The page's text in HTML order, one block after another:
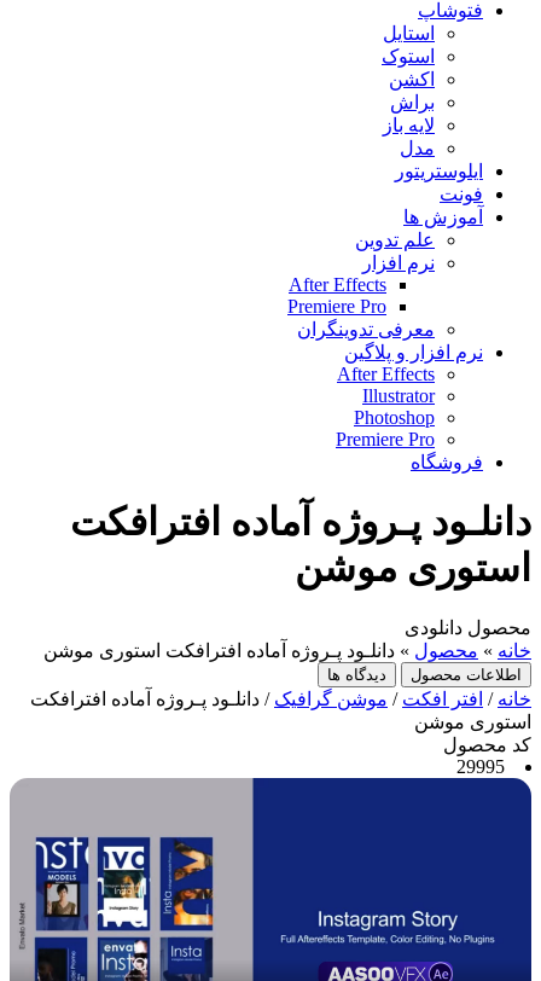
فتوشاپ
استایل
استوک
اکشن
براش
لایه باز
مدل
ایلوستریتور
فونت
آموزش ها
علم تدوین
نرم افزار
After Effects
Premiere Pro
معرفی تدوینگران
نرم افزار و پلاگین
After Effects
Illustrator
Photoshop
Premiere Pro
فروشگاه
دانلـود پـروژه آماده افترافکت
استوری موشن
محصول دانلودی
خانه » محصول » دانلـود پـروژه آماده افترافکت استوری موشن
اطلاعات محصول دیدگاه ها
خانه / افتر افکت / موشن گرافیک / دانلـود پـروژه آماده افترافکت
استوری موشن
کد محصول
29995